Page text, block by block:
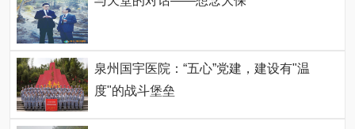
泉州国宇医院：“五心”党建，建设有"温
度"的战斗堡垒